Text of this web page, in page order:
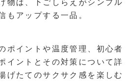
物は、下ごしらえがシンプル
もアップする一品。
ポイントや温度管理、初心者
イントとその対策について詳
げたてのサクサク感を楽しむ